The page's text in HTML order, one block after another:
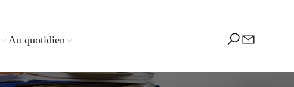
Au quotidien